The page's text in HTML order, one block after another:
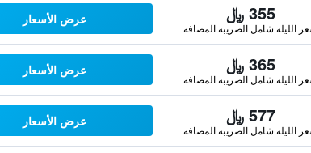
355 ﷼
الليلة شامل الصريبة المضافة
عرض الأسعار
365 ﷼
الليلة شامل الصريبة المضافة
عرض الأسعار
577 ﷼
الليلة شامل الصريبة المضافة
عرض الأسعار